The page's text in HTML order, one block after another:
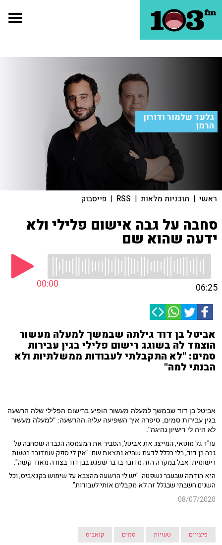
גלעד שלמור ודורון
הרמן
ראשי | תוכניות מלאות |
RSS
| פייסבוק
סחבה על גבה אישום פלילי ולא
ידעה שהוא שם
00:00 06:25
אביטל בן דוד גילתה שבמשך למעלה מעשור
הוצמד לה בשוגג רישום פלילי בגין עבירות
סמים: "לא התקבלתי לעבודות ממשלתיות ולא
הבנתי למה"
אביטל בן דודשבמשך למעלה מעשור הופיע ברישום הפלילי שלה הרשעה
בגין עבירות סמים, סיפרה איך השפיעה עליה ההרשעה: "למעלה מעשור
לא היה לי רישיון נהיגה".
עו"ד גל מוטאי, המייצג את אביטל, הסביר את המעמסה הכבדה שסחבה על
גבה בן דוד, בלי בכלל לדעת שהיא נמצאת שם: "אין לי ספק שמדובר בטעות
רישומית. אבל במקרה הזה מדובר בדבר שפגע בבן דוד בצורה מאוד קשה".
היא הודתה שבעבר נשפטה: "יש לי הרשעה מהצבא על שימוש בקנאביס, וכל
השנים חשבתי שבגלל זה לא מקבלים אותי לעבודות".
08/07/2020
פיצויים טעויות סמים קנאביס